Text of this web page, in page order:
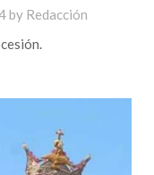
by Redacción